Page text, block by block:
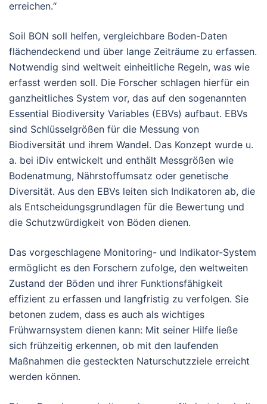
erreichen.“
Soil BON soll helfen, vergleichbare Boden-Daten
flächendeckend und über lange Zeiträume zu erfassen.
Notwendig sind weltweit einheitliche Regeln, was wie
erfasst werden soll. Die Forscher schlagen hierfür ein
ganzheitliches System vor, das auf den sogenannten
Essential Biodiversity Variables (EBVs) aufbaut. EBVs
sind Schlüsselgrößen für die Messung von
Biodiversität und ihrem Wandel. Das Konzept wurde u.
a. bei iDiv entwickelt und enthält Messgrößen wie
Bodenatmung, Nährstoffumsatz oder genetische
Diversität. Aus den EBVs leiten sich Indikatoren ab, die
als Entscheidungsgrundlagen für die Bewertung und
die Schutzwürdigkeit von Böden dienen.
Das vorgeschlagene Monitoring- und Indikator-System
ermöglicht es den Forschern zufolge, den weltweiten
Zustand der Böden und ihrer Funktionsfähigkeit
effizient zu erfassen und langfristig zu verfolgen. Sie
betonen zudem, dass es auch als wichtiges
Frühwarnsystem dienen kann: Mit seiner Hilfe ließe
sich frühzeitig erkennen, ob mit den laufenden
Maßnahmen die gesteckten Naturschutzziele erreicht
werden können.